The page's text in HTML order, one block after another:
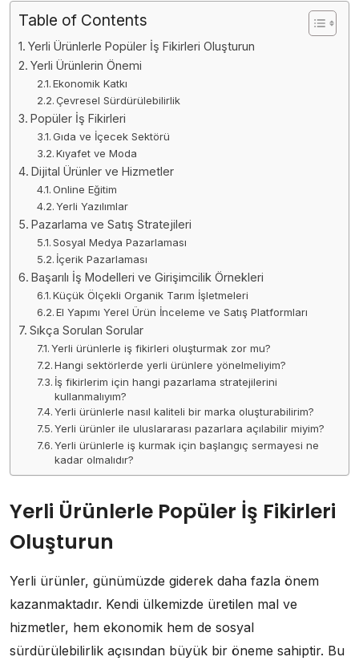
Table of Contents
Yerli Ürünlerle Popüler İş Fikirleri Oluşturun
Yerli Ürünlerin Önemi
Ekonomik Katkı
Çevresel Sürdürülebilirlik
Popüler İş Fikirleri
Gıda ve İçecek Sektörü
Kıyafet ve Moda
Dijital Ürünler ve Hizmetler
Online Eğitim
Yerli Yazılımlar
Pazarlama ve Satış Stratejileri
Sosyal Medya Pazarlaması
İçerik Pazarlaması
Başarılı İş Modelleri ve Girişimcilik Örnekleri
Küçük Ölçekli Organik Tarım İşletmeleri
El Yapımı Yerel Ürün İnceleme ve Satış Platformları
Sıkça Sorulan Sorular
Yerli ürünlerle iş fikirleri oluşturmak zor mu?
Hangi sektörlerde yerli ürünlere yönelmeliyim?
İş fikirlerim için hangi pazarlama stratejilerini
kullanmalıyım?
Yerli ürünlerle nasıl kaliteli bir marka oluşturabilirim?
Yerli ürünler ile uluslararası pazarlara açılabilir miyim?
Yerli ürünlerle iş kurmak için başlangıç sermayesi ne
kadar olmalıdır?
Yerli Ürünlerle Popüler İş Fikirleri
Oluşturun
Yerli ürünler, günümüzde giderek daha fazla önem
kazanmaktadır. Kendi ülkemizde üretilen mal ve
hizmetler, hem ekonomik hem de sosyal
sürdürülebilirlik açısından büyük bir öneme sahiptir. Bu